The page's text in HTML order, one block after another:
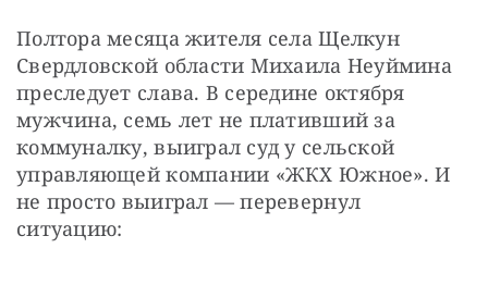
Полтора месяца жителя села Щелкун
Свердловской области Михаила Неуймина
преследует слава. В середине октября
мужчина, семь лет не плативший за
коммуналку, выиграл суд у сельской
управляющей компании «ЖКХ Южное». И
не просто выиграл — перевернул
ситуацию: